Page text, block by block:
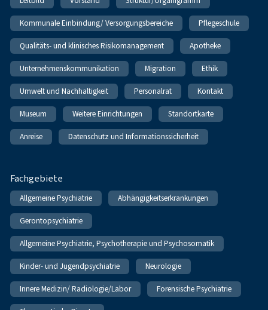
Kommunale Einbindung/ Versorgungsbereiche Pflegeschule
Qualitäts- und klinisches Risikomanagement Apotheke
Unternehmenskommunikation Migration Ethik
Umwelt und Nachhaltigkeit Personalrat Kontakt
Museum Weitere Einrichtungen Standortkarte
Anreise Datenschutz und Informationssicherheit
Fachgebiete
Allgemeine Psychiatrie Abhängigkeitserkrankungen
Gerontopsychiatrie
Allgemeine Psychiatrie, Psychotherapie und Psychosomatik
Kinder- und Jugendpsychiatrie Neurologie
Innere Medizin/ Radiologie/Labor Forensische Psychiatrie